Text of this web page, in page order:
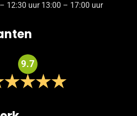
12:30 uur 13:00 – 17:00 uur
9.7